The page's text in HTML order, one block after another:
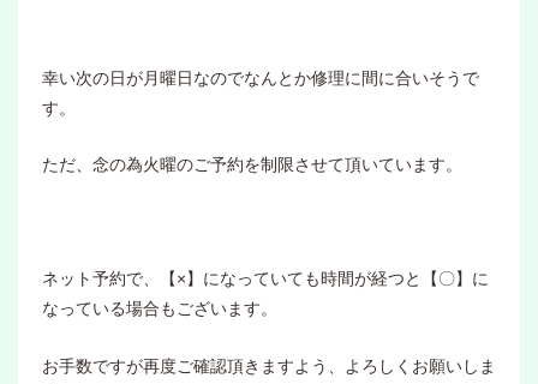
幸い次の日が月曜日なのでなんとか修理に間に合いそうで
す。
ただ、念の為火曜のご予約を制限させて頂いています。
ネット予約で、【×】になっていても時間が経つと【〇】に
なっている場合もございます。
お手数ですが再度ご確認頂きますよう、よろしくお願いしま